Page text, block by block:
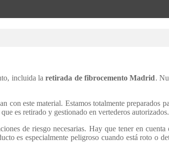
incluida laretirada de fibrocemento Madrid.
con este material. Estamos totalmente preparados
es retirado y gestionado en vertederos autorizados.
de riesgo necesarias. Hay que tener en
es especialmente peligroso cuando está roto o